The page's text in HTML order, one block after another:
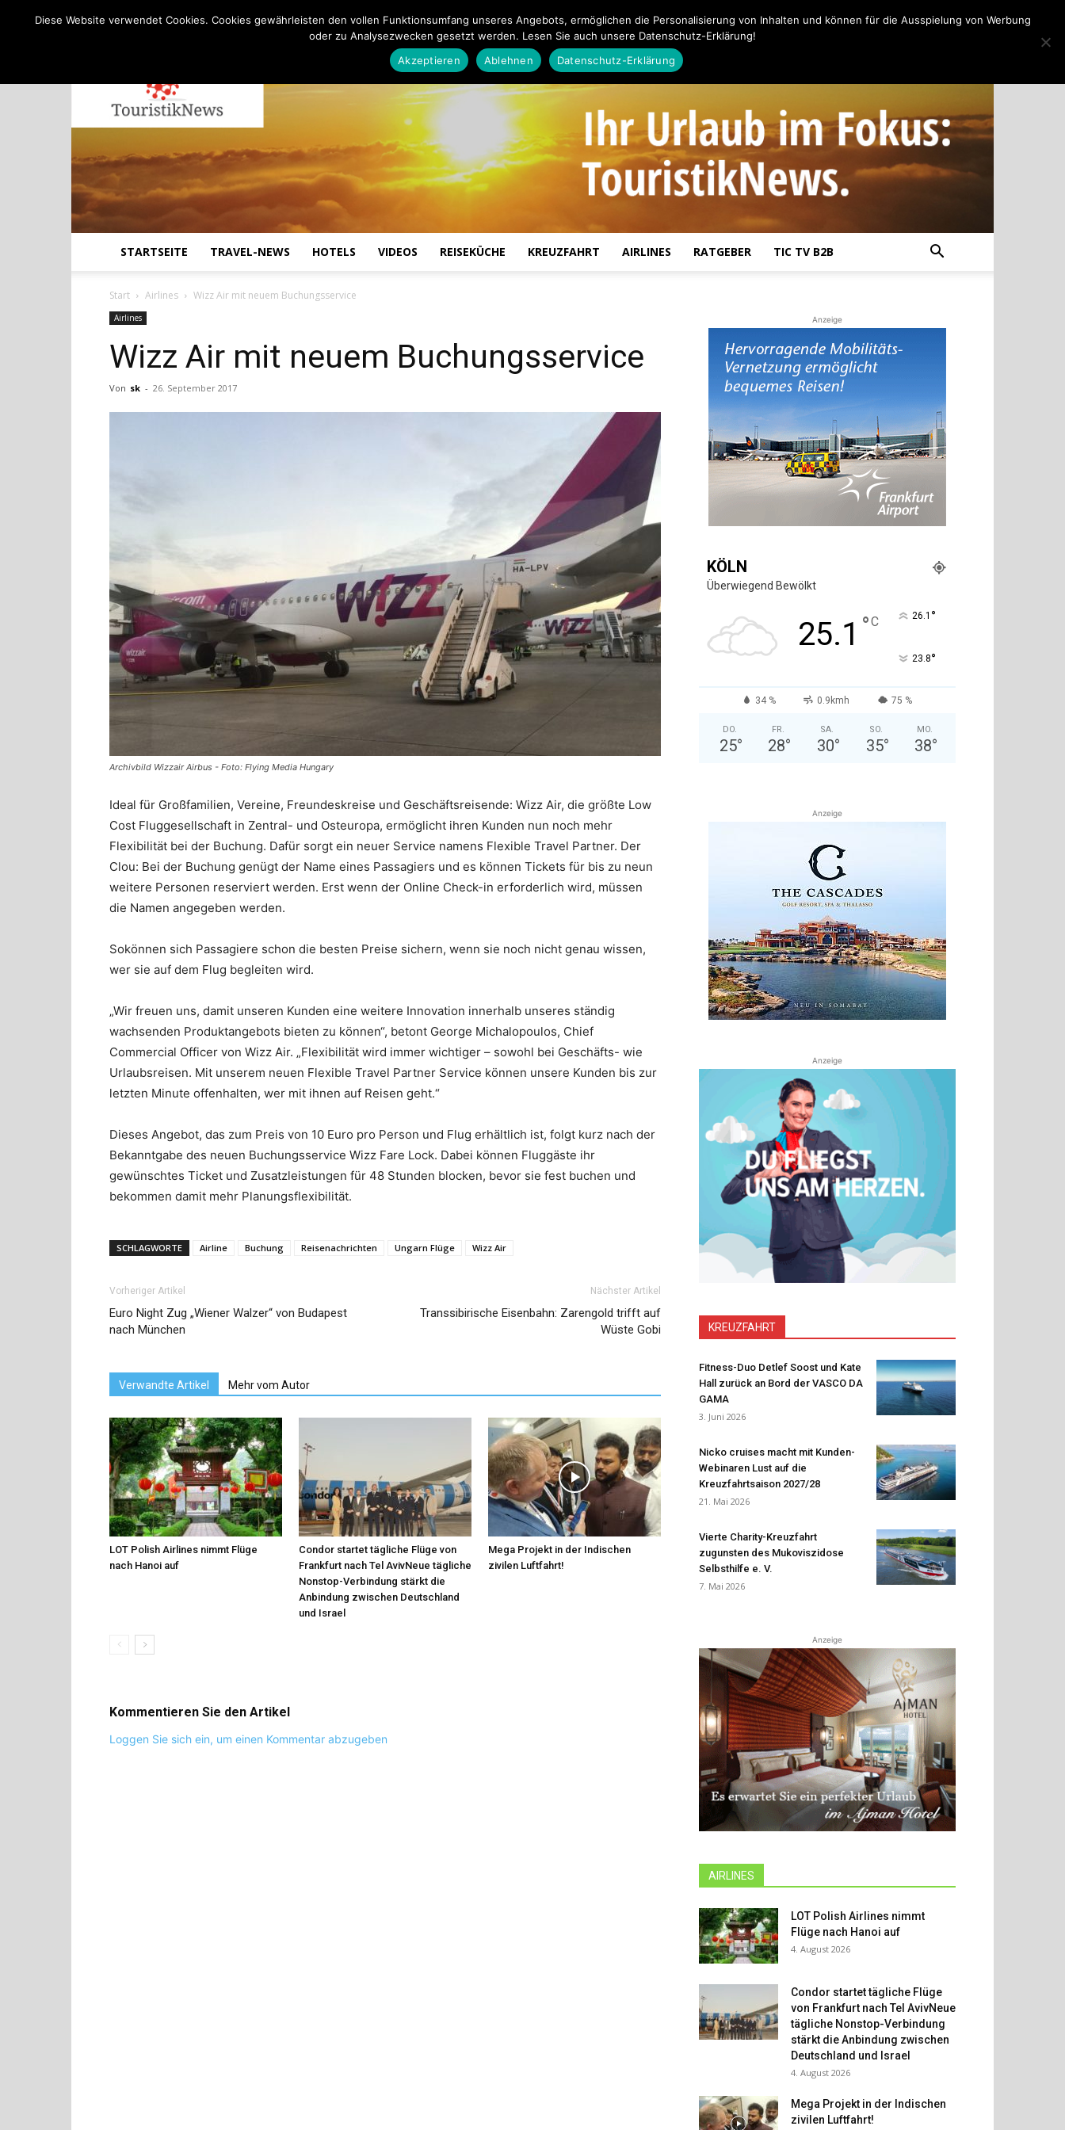
Touristiknews
und
STARTSEITE TRAVEL-NEWS HOTELS VIDEOS REISEKÜCHE KREUZFAHRT AIRLINES RATGEBER TIC TV B2B
Start Airlines Wizz Air mit neuem Buchungsservice
Airlines
Wizz Air mit neuem Buchungsservice
Von sk - 26. September 2017
Archivbild Wizzair Airbus - Foto: Flying Media Hungary
Ideal für Großfamilien, Vereine, Freundeskreise und Geschäftsreisende: Wizz Air, die größte Low
Cost Fluggesellschaft in Zentral- und Osteuropa, ermöglicht ihren Kunden nun noch mehr
Flexibilität bei der Buchung. Dafür sorgt ein neuer Service namens Flexible Travel Partner. Der
Clou: Bei der Buchung genügt der Name eines Passagiers und es können Tickets für bis zu neun
weitere Personen reserviert werden. Erst wenn der Online Check-in erforderlich wird, müssen
die Namen angegeben werden.
Sokönnen sich Passagiere schon die besten Preise sichern, wenn sie noch nicht genau wissen,
wer sie auf dem Flug begleiten wird.
„Wir freuen uns, damit unseren Kunden eine weitere Innovation innerhalb unseres ständig
wachsenden Produktangebots bieten zu können“, betont George Michalopoulos, Chief
Commercial Officer von Wizz Air. „Flexibilität wird immer wichtiger – sowohl bei Geschäfts- wie
Urlaubsreisen. Mit unserem neuen Flexible Travel Partner Service können unsere Kunden bis zur
letzten Minute offenhalten, wer mit ihnen auf Reisen geht.“
Dieses Angebot, das zum Preis von 10 Euro pro Person und Flug erhältlich ist, folgt kurz nach der
Bekanntgabe des neuen Buchungsservice Wizz Fare Lock. Dabei können Fluggäste ihr
gewünschtes Ticket und Zusatzleistungen für 48 Stunden blocken, bevor sie fest buchen und
bekommen damit mehr Planungsflexibilität.
SCHLAGWORTE Airline Buchung Reisenachrichten Ungarn Flüge Wizz Air
Vorheriger Artikel
Euro Night Zug „Wiener Walzer“ von Budapest
nach München
Nächster Artikel
Transsibirische Eisenbahn: Zarengold trifft auf
Wüste Gobi
Verwandte Artikel Mehr vom Autor
LOT Polish Airlines nimmt Flüge
nach Hanoi auf
Condor startet tägliche Flüge von
Frankfurt nach Tel AvivNeue tägliche
Nonstop-Verbindung stärkt die
Anbindung zwischen Deutschland
und Israel
Mega Projekt in der Indischen
zivilen Luftfahrt!
Kommentieren Sie den Artikel
Loggen Sie sich ein, um einen Kommentar abzugeben
Anzeige
KÖLN
Überwiegend Bewölkt
25.1 °C 26.1 °
23.8°
34 % 0.9kmh 75 %
DO.
25°
FR.
28°
SA.
30°
SO.
35°
MO.
38°
Anzeige
Anzeige
KREUZFAHRT
Fitness-Duo Detlef Soost und Kate
Hall zurück an Bord der VASCO DA
GAMA
3. Juni 2026
Nicko cruises macht mit Kunden-
Webinaren Lust auf die
Kreuzfahrtsaison 2027/28
21. Mai 2026
Vierte Charity-Kreuzfahrt
zugunsten des Mukoviszidose
Selbsthilfe e. V.
7. Mai 2026
Anzeige
AIRLINES
LOT Polish Airlines nimmt
Flüge nach Hanoi auf
4. August 2026
Condor startet tägliche Flüge
von Frankfurt nach Tel AvivNeue
tägliche Nonstop-Verbindung
stärkt die Anbindung zwischen
Deutschland und Israel
4. August 2026
Mega Projekt in der Indischen
zivilen Luftfahrt!
Diese Website verwendet Cookies. Cookies gewährleisten den vollen Funktionsumfang unseres Angebots, ermöglichen die Personalisierung von Inhalten und können für die Ausspielung von Werbung
oder zu Analysezwecken gesetzt werden. Lesen Sie auch unsere Datenschutz-Erklärung!
Akzeptieren
Ablehnen Datenschutz-Erklärung